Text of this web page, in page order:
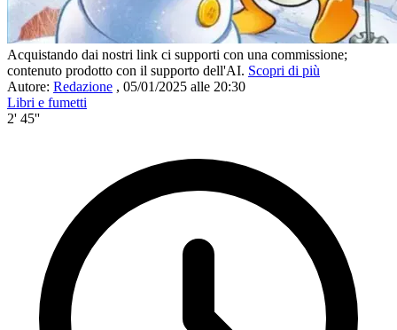
Acquistando dai nostri link ci supporti con una commissione;
contenuto prodotto con il supporto dell'AI. Scopri di più
Autore: Redazione , 05/01/2025 alle 20:30
Libri e fumetti
2' 45''